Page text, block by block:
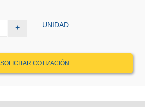
+ UNIDAD
SOLICITAR COTIZACIÓN